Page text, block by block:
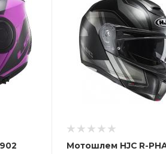
Мотошлем HJC R-